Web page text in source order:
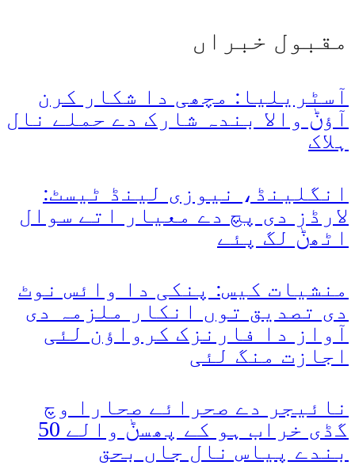
مقبول خبراں
آسٹریلیا: مچھی دا شکار کرن
آؤݨ والا بندہ شارک دے حملے نال
ہلاک
انگلینڈ، نیوزی لینڈ ٹیسٹ:
لارڈز دی پچ دے معیار اتے سوال
اٹھݨ لگ پئے
منشیات کیس: پنکی دا وائس نوٹ
دی تصدیق توں انکار ملزمہ دی
آواز دا فارنزک کرواؤن لئی
اجازت منگ لئی
نائیجر دے صحرائے صحارا وچ
گڈی خراب ہو کے پھسݨ والے 50
بندے پیاس نال جاں بحق